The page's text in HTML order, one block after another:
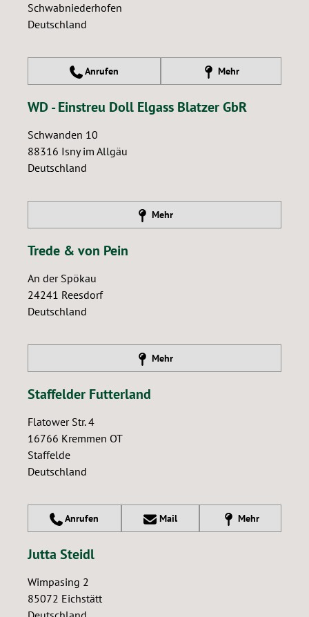
Schwabniederhofen
Deutschland
Anrufen Mehr
WD - Einstreu Doll Elgass Blatzer GbR
Schwanden 10
88316 Isny im Allgäu
Deutschland
Mehr
Trede & von Pein
An der Spökau
24241 Reesdorf
Deutschland
Mehr
Staffelder Futterland
Flatower Str. 4
16766 Kremmen OT
Staffelde
Deutschland
Anrufen Mail Mehr
Jutta Steidl
Wimpasing 2
85072 Eichstätt